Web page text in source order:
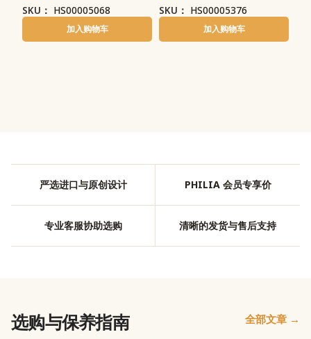
SKU： HS00005068
加入购物车
SKU： HS00005376
加入购物车
严选进口与原创设计 PHILIA 会员专享价
专业客服协助选购 清晰的发货与售后支持
选购与保养指南 全部文章 →